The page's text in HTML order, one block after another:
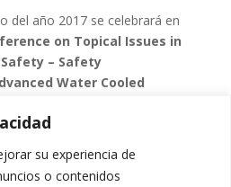
su experiencia de
o contenidos
del año 2017 se celebrará en
on Topical Issues in
– Safety
Water Cooled
por la Agencia
Atómica (IAEA). Si están
la información pinchando